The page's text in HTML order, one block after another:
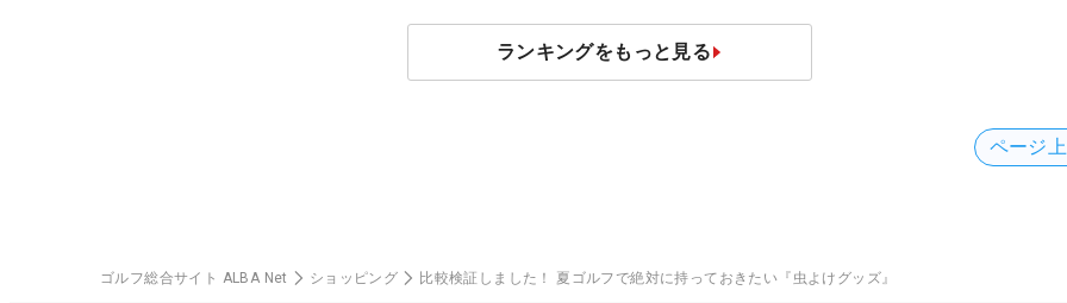
ランキングをもっと見る
ページ
ゴルフ総合サイト ALBA Net ショッピング 比較検証しました！ 夏ゴルフで絶対に持っておきたい『虫よけグッズ』